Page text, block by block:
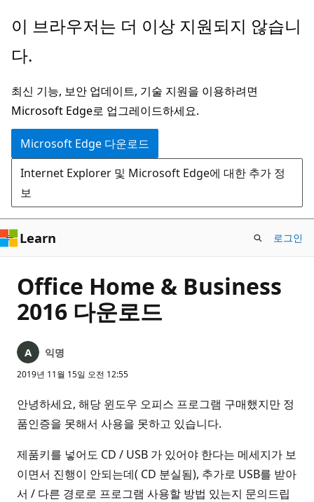
주
콘
츠
로
건
너
뛰
기
이 브라우저는 더 이상 지원되지 않습니
다.
최신 기능, 보안 업데이트, 기술 지원을 이용하려면
Microsoft Edge로 업그레이드하세요.
Microsoft Edge 다운로드
Internet Explorer 및 Microsoft Edge에 대한 추가 정
보
Learn 로그인
Office Home & Business
2016 다운로드
익명
2019년 11월 15일 오전 12:55
안녕하세요, 해당 윈도우 오피스 프로그램 구매했지만 정
품인증을 못해서 사용을 못하고 있습니다.
제품키를 넣어도 CD / USB 가 있어야 한다는 메세지가 보
이면서 진행이 안되는데( CD 분실됨), 추가로 USB를 받아
서 / 다른 경로로 프로그램 사용할 방법 있는지 문의드립